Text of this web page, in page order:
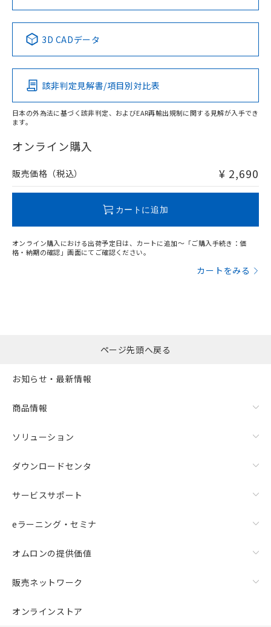
Pb Hg Cd Cr(VI)
O
在庫等で未対応品が混在する可能性があります。
問い合わせください。
No No No No
この製品の規格認証/適合状況ページへ
その他の認証はこちらのページからご検索ください
3D CADデータ
該非判定見解書/項目別対比表
日本の外為法に基づく該非判定、およびEAR再輸出規制に関する見解が入手でき
ます。
オンライン購入
販売価格（税込） ¥ 2,690
カートに追加
オンライン購入における出荷予定日は、カートに追加～「ご購入手続き：価
格・納期の確認」画面にてご確認ください。
カートをみる
ページ先頭へ戻る
お知らせ・最新情報
商品情報
ソリューション
ダウンロードセンタ
サービスサポート
eラーニング・セミナ
オムロンの提供価値
販売ネットワーク
オンラインストア